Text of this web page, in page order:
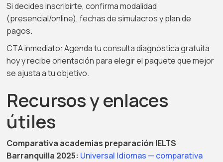
Si decides inscribirte, confirma modalidad
(presencial/online), fechas de simulacros y plan de
pagos.
CTA inmediato: Agenda tu consulta diagnóstica gratuita
hoy y recibe orientación para elegir el paquete que mejor
se ajusta a tu objetivo.
Recursos y enlaces
útiles
Comparativa academias preparación IELTS
Barranquilla 2025: Universal Idiomas — comparativa